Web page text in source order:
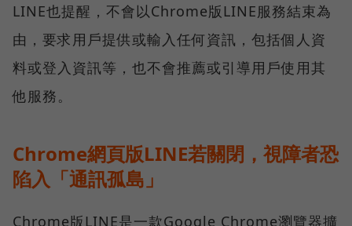
LINE也提醒，不會以Chrome版LINE服務結束為
由，要求用戶提供或輸入任何資訊，包括個人資
料或登入資訊等，也不會推薦或引導用戶使用其
他服務。
Chrome網頁版LINE若關閉，視障者恐
陷入「通訊孤島」
Chrome版LINE是一款Google Chrome瀏覽器擴